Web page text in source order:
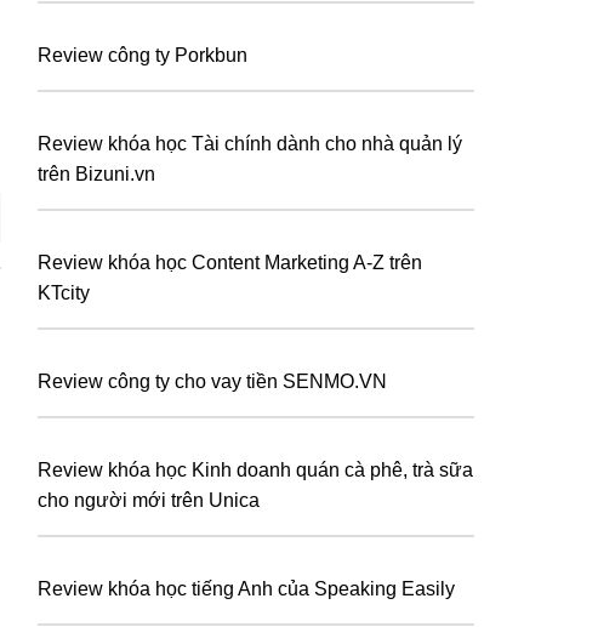
Review công ty Porkbun
Review khóa học Tài chính dành cho nhà quản lý
trên Bizuni.vn
Review khóa học Content Marketing A-Z trên
KTcity
Review công ty cho vay tiền SENMO.VN
Review khóa học Kinh doanh quán cà phê, trà sữa
cho người mới trên Unica
Review khóa học tiếng Anh của Speaking Easily